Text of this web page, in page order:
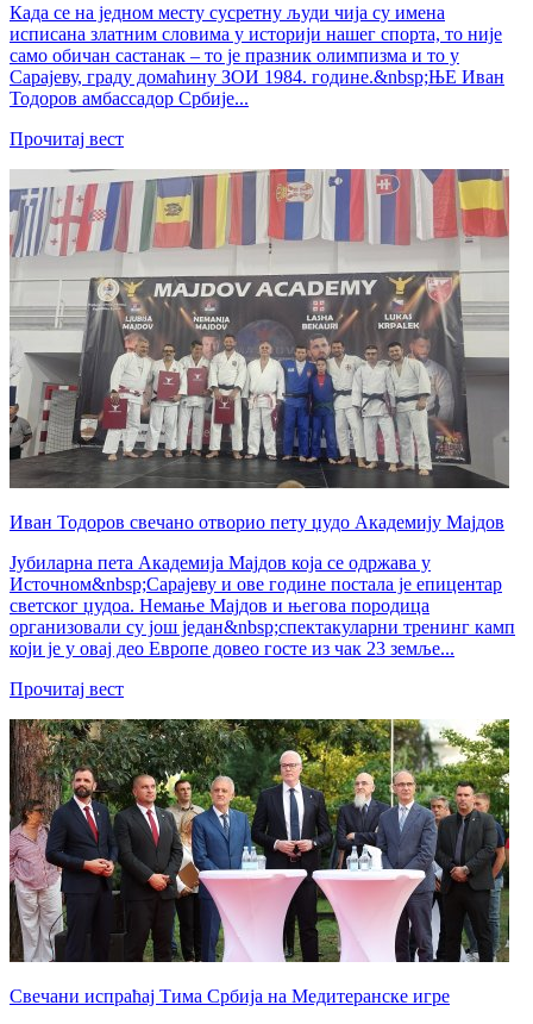
Када се на једном месту сусретну људи чија су имена
исписана златним словима у историји нашег спорта, то није
само обичан састанак – то је празник олимпизма и то у
Сарајеву, граду домаћину ЗОИ 1984. године.&nbsp;ЊЕ Иван
Тодоров амбассадор Србије...
Прочитај вест
Иван Тодоров свечано отворио пету џудо Академију Мајдов
Јубиларна пета Академија Мајдов која се одржава у
Источном&nbsp;Сарајеву и ове године постала је епицентар
светског џудоа. Немање Мајдов и његова породица
организовали су још један&nbsp;спектакуларни тренинг камп
који је у овај део Европе довео госте из чак 23 земље...
Прочитај вест
Свечани испраћај Тима Србија на Медитеранске игре